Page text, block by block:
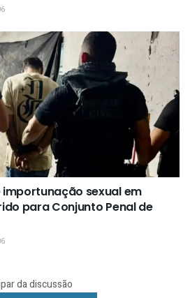
sexual em
para Conjunto Penal de
da discussão